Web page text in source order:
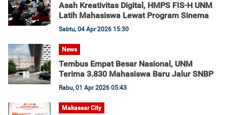
Asah Kreativitas Digital, HMPS FIS-H UNM
Latih Mahasiswa Lewat Program Sinema
Sabtu, 04 Apr 2026 15:30
News
Tembus Empat Besar Nasional, UNM
Terima 3.830 Mahasiswa Baru Jalur SNBP
Rabu, 01 Apr 2026 05:43
Makassar City